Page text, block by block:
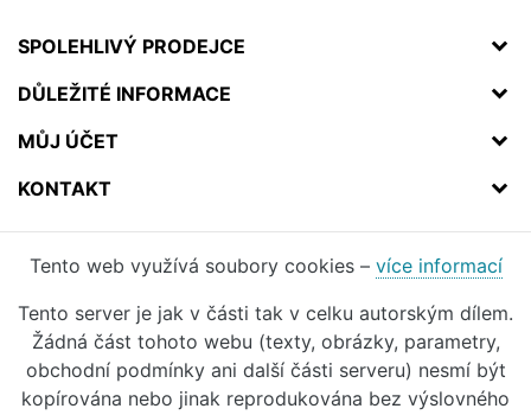
SPOLEHLIVÝ PRODEJCE
DŮLEŽITÉ INFORMACE
MŮJ ÚČET
KONTAKT
Tento web využívá soubory cookies – více informací
Tento server je jak v části tak v celku autorským dílem.
Žádná část tohoto webu (texty, obrázky, parametry,
obchodní podmínky ani další části serveru) nesmí být
kopírována nebo jinak reprodukována bez výslovného